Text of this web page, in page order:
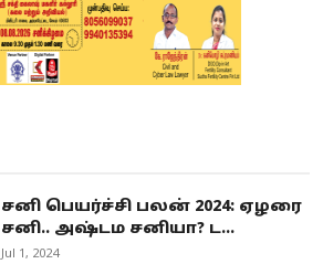
சனி பெயர்ச்சி பலன் 2024: ஏழரை
சனி.. அஷ்டம சனியா? ட...
Jul 1, 2024